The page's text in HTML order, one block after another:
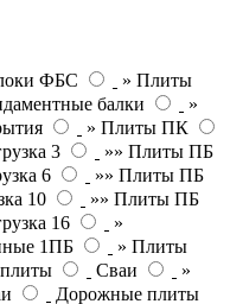
ФБС
» Плиты
балки
»
» Плиты ПК
3
»» Плиты ПБ
6
»» Плиты ПБ
10
»» Плиты ПБ
16
»
1ПБ
» Плиты
Сваи
»
Дорожные плиты